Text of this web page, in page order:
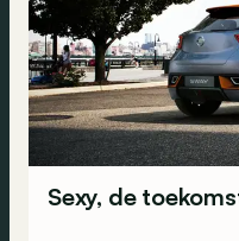
Sexy, de